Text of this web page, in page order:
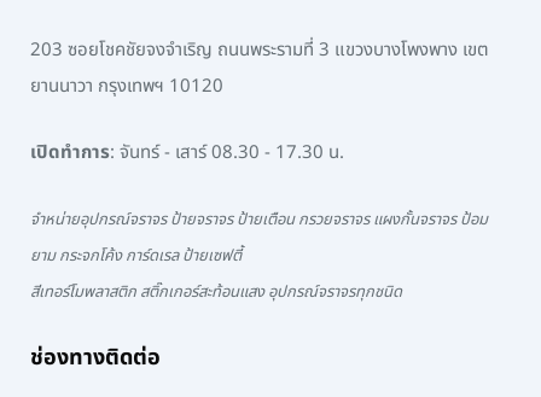
203 ซอยโชคชัยจงจำเริญ ถนนพระรามที่ 3 แขวงบางโพงพาง เขต
ยานนาวา กรุงเทพฯ 10120
เปิดทำการ: จันทร์ - เสาร์ 08.30 - 17.30 น.
จำหน่ายอุปกรณ์จราจร ป้ายจราจร ป้ายเตือน กรวยจราจร แผงกั้นจราจร ป้อม
ยาม กระจกโค้ง การ์ดเรล ป้ายเซฟตี้
สีเทอร์โมพลาสติก สติ๊กเกอร์สะท้อนแสง อุปกรณ์จราจรทุกชนิด
ช่องทางติดต่อ